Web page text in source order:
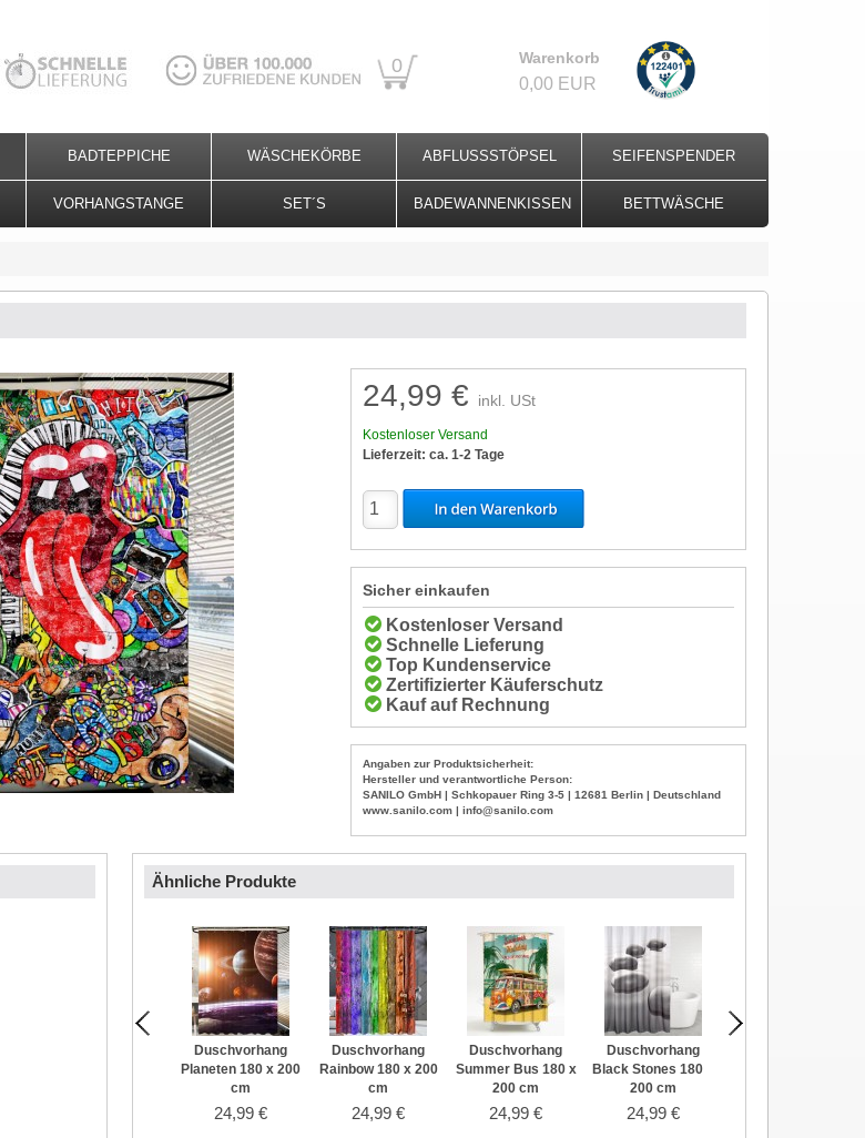
0 Warenkorb
0,00 EUR
BADTEPPICHE WÄSCHEKÖRBE ABFLUSSSTÖPSEL SEIFENSPENDER
VORHANGSTANGE SET´S BADEWANNENKISSEN BETTWÄSCHE
24,99 € inkl. USt
Kostenloser Versand
Lieferzeit: ca. 1-2 Tage
Sicher einkaufen
Kostenloser Versand
Schnelle Lieferung
Top Kundenservice
Zertifizierter Käuferschutz
Kauf auf Rechnung
Angaben zur Produktsicherheit:
Hersteller und verantwortliche Person:
SANILO GmbH | Schkopauer Ring 3-5 | 12681 Berlin | Deutschland
www.sanilo.com | info@sanilo.com
Ähnliche Produkte
Duschvorhang
Planeten 180 x 200
cm
24,99 €
Duschvorhang
Rainbow 180 x 200
cm
24,99 €
Duschvorhang
Summer Bus 180 x
200 cm
24,99 €
Duschvorhang
Black Stones 180 x
200 cm
24,99 €